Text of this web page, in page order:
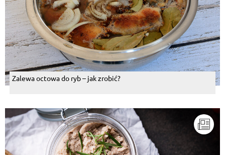
Zalewa octowa do ryb – jak zrobić?